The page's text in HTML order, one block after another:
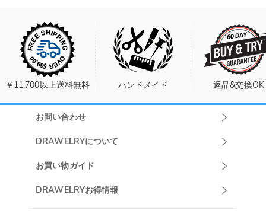
￥11,700以上送料無料 ハンドメイド 返品&交換OK
お問い合わせ
DRAWELRYについて
DRAWELRYについて
お買い物ガイド
発送について
DRAWELRYお得情報